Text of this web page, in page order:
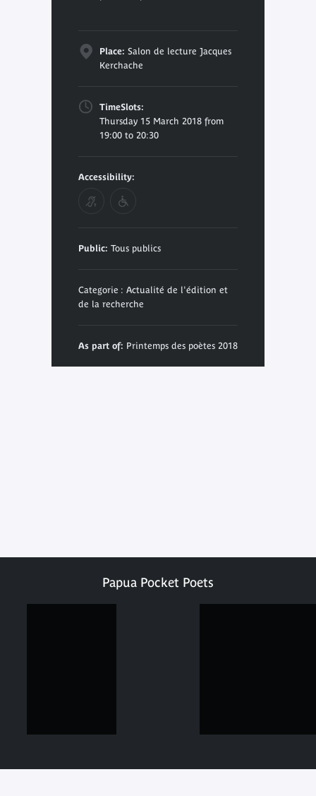
Place: Salon de lecture Jacques
Kerchache
TimeSlots:
Thursday 15 March 2018 from
19:00 to 20:30
Accessibility:
Public: Tous publics
Categorie : Actualité de l'édition et
de la recherche
As part of: Printemps des poètes 2018
Papua Pocket Poets